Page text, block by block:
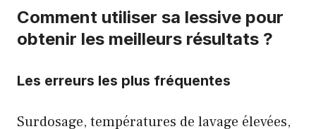
Comment utiliser sa lessive pour
obtenir les meilleurs résultats ?
Les erreurs les plus fréquentes
Surdosage, températures de lavage élevées,